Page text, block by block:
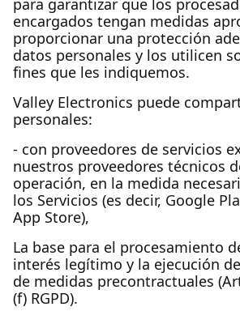
encargados tengan medidas
proporcionar una protección
datos personales y los utilicen
fines que les indiquemos.
Valley Electronics puede
personales:
- con proveedores de servicios
nuestros proveedores técnicos
operación, en la medida
los Servicios (es decir, Google
App Store),
La base para el procesamiento
interés legítimo y la ejecución
de medidas precontractuales
(f) RGPD).